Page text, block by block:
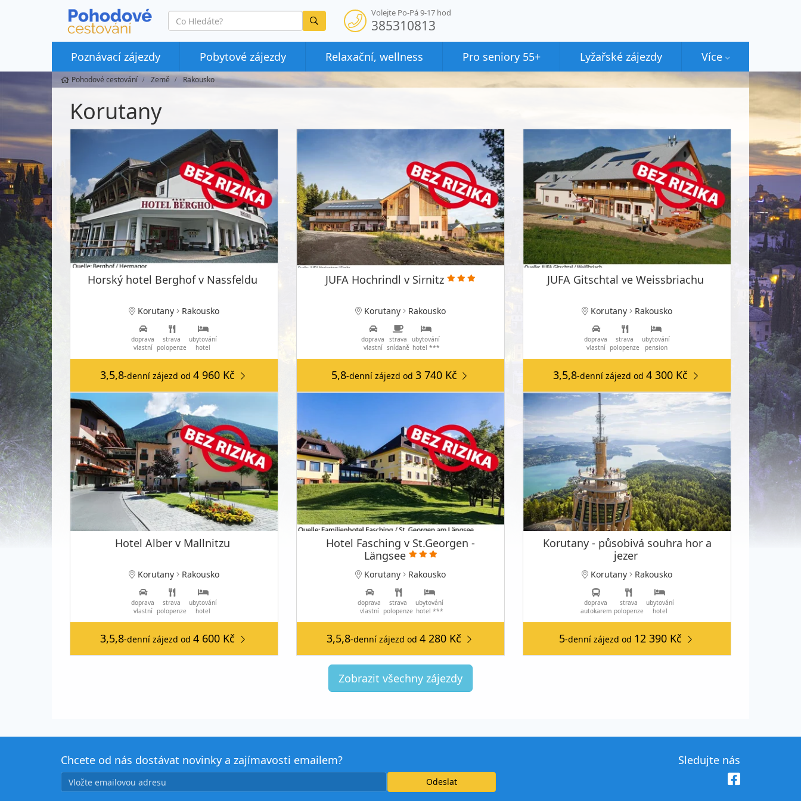
co
hledáte
Vyhledat
Volejte Po-Pá 9-17 hod
385310813
Poznávací zájezdy Pobytové zájezdy Relaxační, wellness Pro seniory 55+ Lyžařské zájezdy Více
Pohodové cestování Země Rakousko
Korutany
Horský hotel Berghof v Nassfeldu
Korutany Rakousko
doprava
vlastní
strava
polopenze
ubytování
hotel
3,5,8-denní zájezd od4 960 Kč
JUFA Hochrindl v Sirnitz
Korutany Rakousko
doprava
vlastní
strava
snídaně
ubytování
hotel ***
5,8-denní zájezd od 3 740 Kč
JUFA Gitschtal ve Weissbriachu
Korutany Rakousko
doprava
vlastní
strava
polopenze
ubytování
pension
3,5,8-denní zájezd od4 300 Kč
Hotel Alber v Mallnitzu
Korutany Rakousko
doprava
vlastní
strava
polopenze
ubytování
hotel
3,5,8-denní zájezd od4 600 Kč
Hotel Fasching v St.Georgen -
Längsee
Korutany Rakousko
doprava
vlastní
strava
polopenze
ubytování
hotel ***
3,5,8-denní zájezd od4 280 Kč
Korutany - působivá souhra hor a
jezer
Korutany Rakousko
doprava
autokarem
strava
polopenze
ubytování
hotel
5-denní zájezd od 12 390 Kč
Zobrazit všechny zájezdy
Chcete od nás dostávat novinky a zajímavosti emailem? Sledujte nás